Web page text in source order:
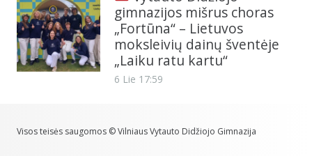
gimnazijos mišrus choras
„Fortūna“ – Lietuvos
moksleivių dainų šventėje
„Laiku ratu kartu“
6 Lie 17:59
Visos teisės saugomos © Vilniaus Vytauto Didžiojo Gimnazija